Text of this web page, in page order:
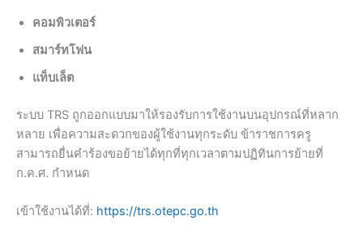
คอมพิวเตอร์
สมาร์ทโฟน
แท็บเล็ต
ระบบ TRS ถูกออกแบบมาให้รองรับการใช้งานบนอุปกรณ์ที่หลาก
หลาย เพื่อความสะดวกของผู้ใช้งานทุกระดับ ข้าราชการครู
สามารถยื่นคำร้องขอย้ายได้ทุกที่ทุกเวลาตามปฏิทินการย้ายที่
ก.ค.ศ. กำหนด
เข้าใช้งานได้ที่: https://trs.otepc.go.th